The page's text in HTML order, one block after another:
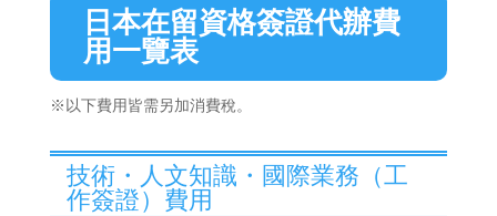
日本在留資格簽證代辦費
用一覽表
※以下費用皆需另加消費稅。
技術・人文知識・國際業務（工
作簽證）費用